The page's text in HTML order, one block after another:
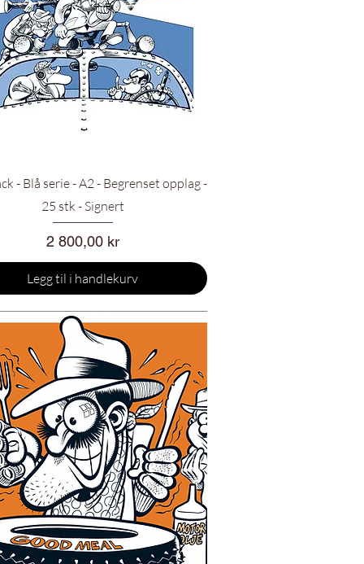
Hurtigvisning
- Blå serie - A2 - Begrenset opplag -
25 stk - Signert
Pris
2 800,00 kr
Legg til i handlekurv